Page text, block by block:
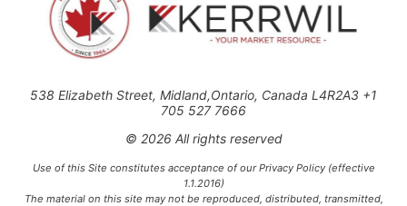
538 Elizabeth Street, Midland,Ontario, Canada L4R2A3 +1
705 527 7666
© 2026 All rights reserved
Use of this Site constitutes acceptance of our Privacy Policy (effective
1.1.2016)
The material on this site may not be reproduced, distributed, transmitted,